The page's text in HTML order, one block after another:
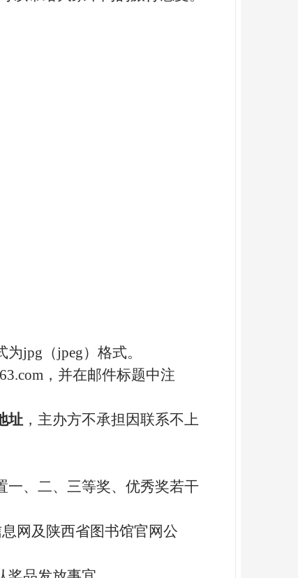
为jpg （jpeg）格式。
，并在邮件标题中注
址 ，主办方不承担因联系不上
一、二、三等奖、优秀奖若干
网及陕西省图书馆官网公